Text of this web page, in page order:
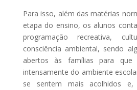
Para isso, além das matérias
etapa do ensino, os alunos
programação recreativa,
consciência ambiental, sendo
abertos às famílias para que
intensamente do ambiente
se sentem mais acolhidos e,